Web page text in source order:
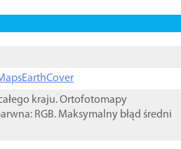
kraju. Ortofotomapy
RGB. Maksymalny błąd średni